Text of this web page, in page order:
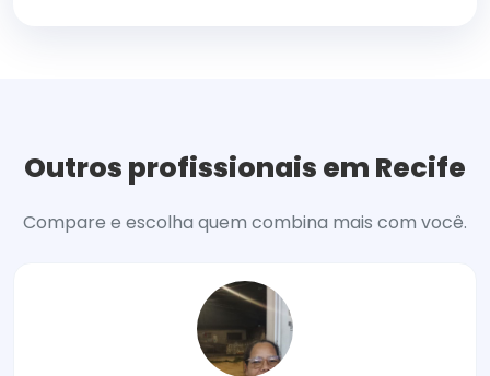
Outros profissionais em Recife
Compare e escolha quem combina mais com você.